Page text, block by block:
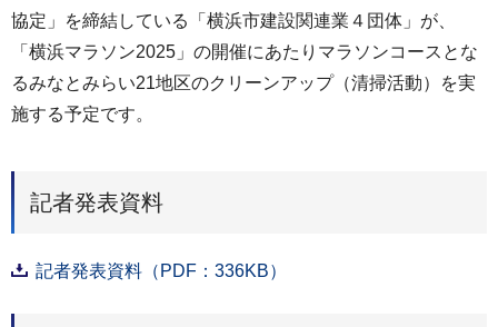
協定」を締結している「横浜市建設関連業４団体」が、
「横浜マラソン2025」の開催にあたりマラソンコースとな
るみなとみらい21地区のクリーンアップ（清掃活動）を実
施する予定です。
記者発表資料
記者発表資料（PDF：336KB）